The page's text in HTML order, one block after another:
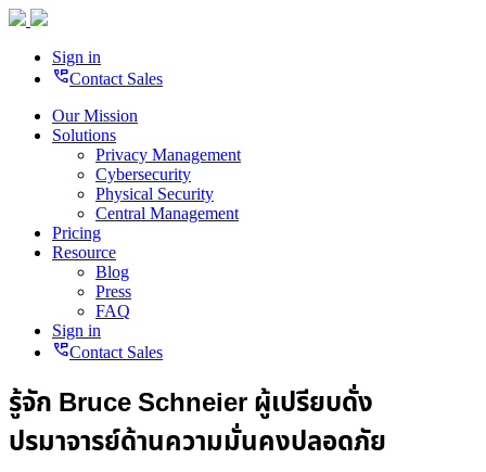
Sign in
perm_phone_msgContact Sales
Our Mission
Solutions
Privacy Management
Cybersecurity
Physical Security
Central Management
Pricing
Resource
Blog
Press
FAQ
Sign in
perm_phone_msgContact Sales
รู้จัก Bruce Schneier ผู้เปรียบดั่ง
ปรมาจารย์ด้านความมั่นคงปลอดภัย